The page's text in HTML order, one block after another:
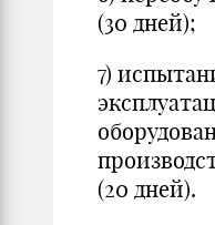
(30 дней);
7)
(20 дней).